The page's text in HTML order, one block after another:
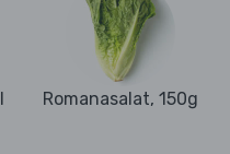
Romanasalat, 150g